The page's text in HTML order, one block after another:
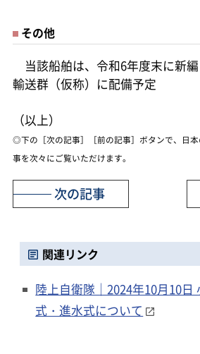
その他
当該船舶は、令和6年度末に新
輸送群（仮称）に配備予定
（以上）
◎下の［次の記事］［前の記事］ボタンで、日
事を次々にご覧いただけます。
次の記事
関連リンク
陸上自衛隊｜2024年10月10日
式・進水式について